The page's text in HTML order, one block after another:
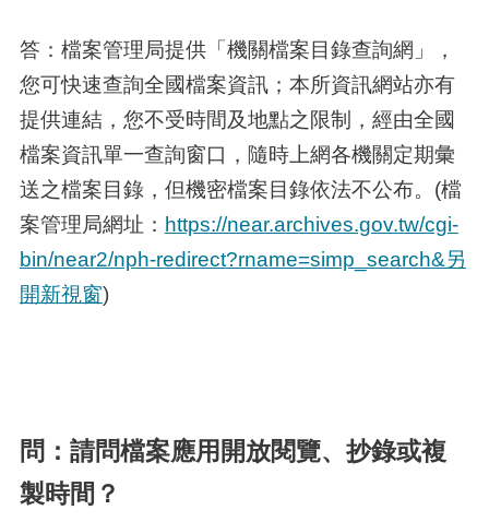
答：檔案管理局提供「機關檔案目錄查詢網」，
您可快速查詢全國檔案資訊；本所資訊網站亦有
提供連結，您不受時間及地點之限制，經由全國
檔案資訊單一查詢窗口，隨時上網各機關定期彙
送之檔案目錄，但機密檔案目錄依法不公布。(檔
案管理局網址： https://near.archives.gov.tw/cgi-
bin/near2/nph-redirect?rname=simp_search&另
開新視窗)
問：請問檔案應用開放閱覽、抄錄或複
製時間？